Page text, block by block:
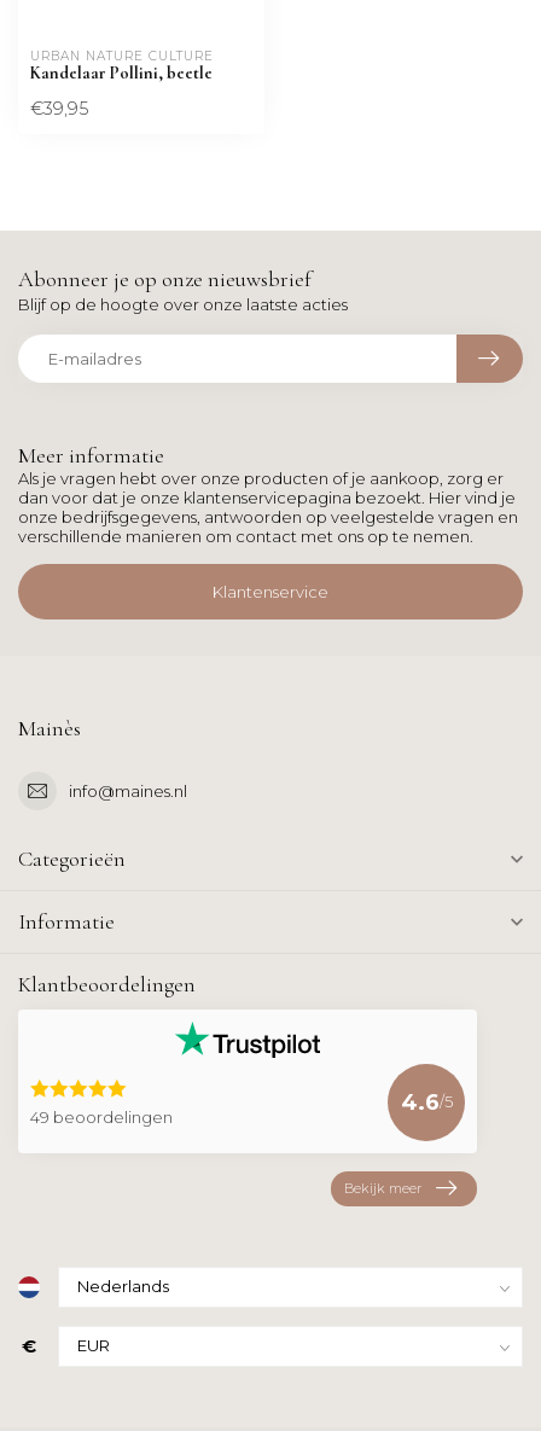
URBAN NATURE CULTURE
Kandelaar Pollini, beetle
€39,95
Meer informatie
Als je vragen hebt over onze producten of je aankoop, zorg er
dan voor dat je onze klantenservicepagina bezoekt. Hier vind je
onze bedrijfsgegevens, antwoorden op veelgestelde vragen en
verschillende manieren om contact met ons op te nemen.
Klantenservice
Abonneer je op onze nieuwsbrief
Blijf op de hoogte over onze laatste acties
Mainès
info@maines.nl
Categorieën
Informatie
Klantbeoordelingen
49 beoordelingen
4.6/5
Bekijk meer
€